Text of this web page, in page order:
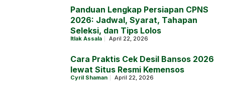
Panduan Lengkap Persiapan CPNS
2026: Jadwal, Syarat, Tahapan
Seleksi, dan Tips Lolos
Itlak Assala April 22, 2026
Cara Praktis Cek Desil Bansos 2026
lewat Situs Resmi Kemensos
Cyril Shaman April 22, 2026